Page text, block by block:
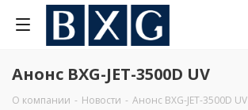
Анонс BXG-JET-3500D UV
О компании - Новости - Анонс BXG-JET-3500D UV